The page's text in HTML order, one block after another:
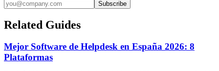
Subscribe
Related Guides
Mejor Software de Helpdesk en España 2026: 8
Plataformas